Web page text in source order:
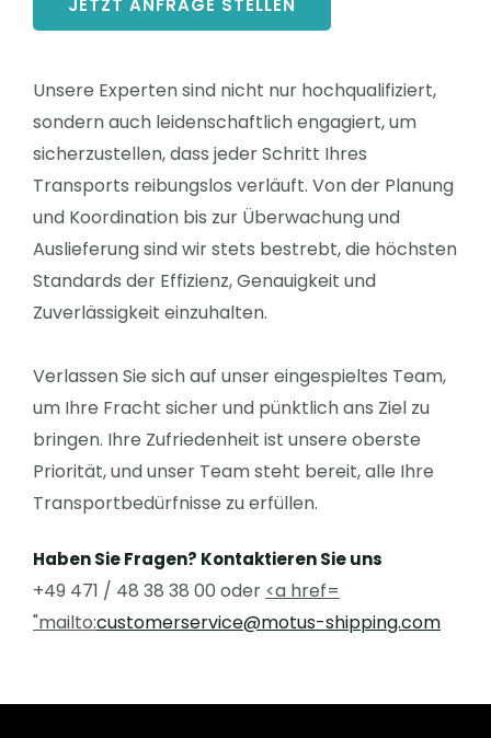
JETZT ANFRAGE STELLEN
Unsere Experten sind nicht nur hochqualifiziert,
sondern auch leidenschaftlich engagiert, um
sicherzustellen, dass jeder Schritt Ihres
Transports reibungslos verläuft. Von der Planung
und Koordination bis zur Überwachung und
Auslieferung sind wir stets bestrebt, die höchsten
Standards der Effizienz, Genauigkeit und
Zuverlässigkeit einzuhalten.
Verlassen Sie sich auf unser eingespieltes Team,
um Ihre Fracht sicher und pünktlich ans Ziel zu
bringen. Ihre Zufriedenheit ist unsere oberste
Priorität, und unser Team steht bereit, alle Ihre
Transportbedürfnisse zu erfüllen.
Haben Sie Fragen? Kontaktieren Sie uns
+49 471 / 48 38 38 00 oder <a href=
"mailto:customerservice@motus-shipping.com